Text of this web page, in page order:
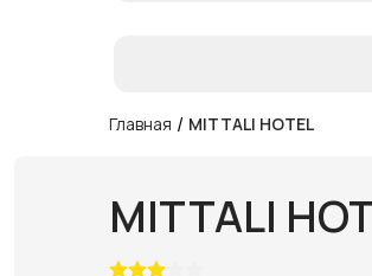
Главная / MITTALI HOTEL
MITTALI